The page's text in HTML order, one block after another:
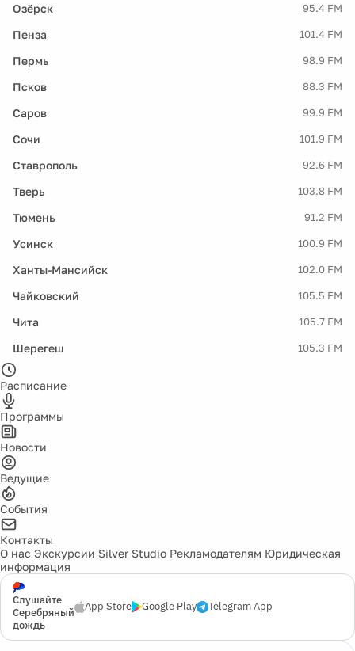
Озёрск 95.4 FM
Пенза 101.4 FM
Пермь 98.9 FM
Псков 88.3 FM
Саров 99.9 FM
Сочи 101.9 FM
Ставрополь 92.6 FM
Тверь 103.8 FM
Тюмень 91.2 FM
Усинск 100.9 FM
Ханты-Мансийск 102.0 FM
Чайковский 105.5 FM
Чита 105.7 FM
Шерегеш 105.3 FM
Расписание
Программы
Новости
Ведущие
События
Контакты
О нас Экскурсии Silver Studio Рекламодателям Юридическая
информация
Слушайте
Серебряный
дождь
App Store Google Play Telegram App